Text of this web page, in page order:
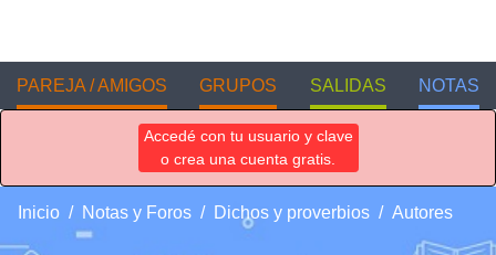
PAREJA / AMIGOS GRUPOS SALIDAS NOTAS
Accedé con tu usuario y clave
o crea una cuenta gratis.
Inicio Notas y Foros Dichos y proverbios Autores